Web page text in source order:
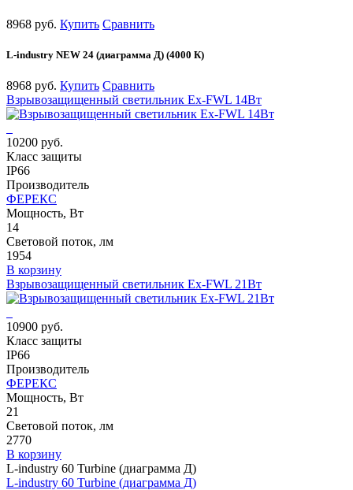
8968 руб. Купить Сравнить
L-industry NEW 24 (диаграмма Д) (4000 К)
8968 руб. Купить Сравнить
Взрывозащищенный светильник Ex-FWL 14Вт
10200 руб.
Класс защиты
IP66
Производитель
ФЕРЕКС
Мощность, Вт
14
Световой поток, лм
1954
В корзину
Взрывозащищенный светильник Ex-FWL 21Вт
10900 руб.
Класс защиты
IP66
Производитель
ФЕРЕКС
Мощность, Вт
21
Световой поток, лм
2770
В корзину
L-industry 60 Turbine (диаграмма Д)
L-industry 60 Turbine (диаграмма Д)